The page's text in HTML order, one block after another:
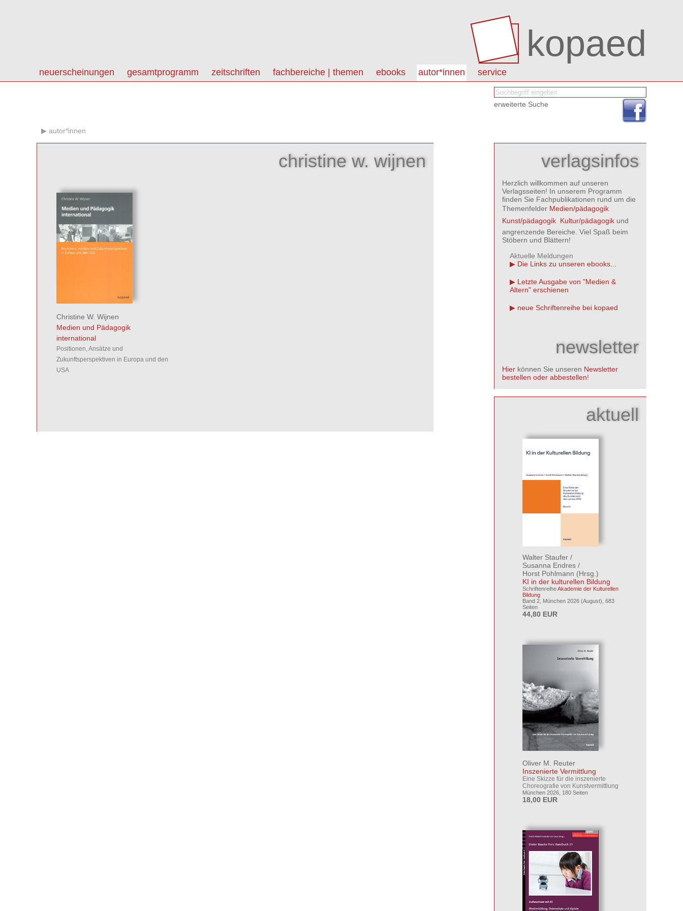
kopaed
neuerscheinungen gesamtprogramm zeitschriften fachbereiche | themen ebooks autor*innen service
erweiterte Suche
autor*innen
christine w. wijnen
Christine W. Wijnen
Medien und Pädagogik
international
Positionen, Ansätze und
Zukunftsperspektiven in Europa und den
USA
verlagsinfos
Herzlich willkommen auf unseren
Verlagsseiten! In unserem Programm
finden Sie Fachpublikationen rund um die
Themenfelder Medien/pädagogik
Kunst/pädagogik Kultur/pädagogik und
angrenzende Bereiche. Viel Spaß beim
Stöbern und Blättern!
Aktuelle Meldungen
Die Links zu unseren ebooks...
Letzte Ausgabe von "Medien &
Altern" erschienen
neue Schriftenreihe bei kopaed
newsletter
Hier können Sie unseren Newsletter
bestellen oder abbestellen!
aktuell
Walter Staufer /
Susanna Endres /
Horst Pohlmann (Hrsg.)
KI in der kulturellen Bildung
SchriftenreiheAkademie der Kulturellen
Bildung
Band 2, München 2026 (August), 683
Seiten
44,80 EUR
Oliver M. Reuter
Inszenierte Vermittlung
Eine Skizze für die inszenierte
Choreografie von Kunstvermittlung
München 2026, 180 Seiten
18,00 EUR